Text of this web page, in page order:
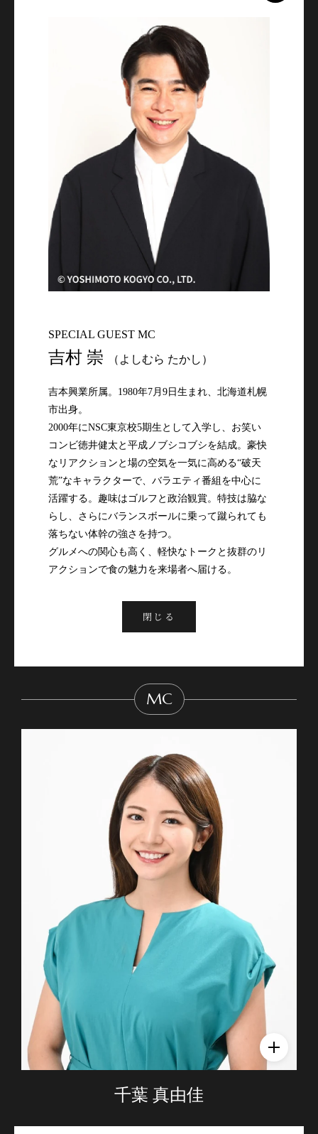
SPECIAL GUEST MC
吉村 崇 （よしむら たかし）
吉本興業所属。1980年7月9日生まれ、北海道札幌
市出身。
2000年にNSC東京校5期生として入学し、お笑い
コンビ徳井健太と平成ノブシコブシを結成。豪快
なリアクションと場の空気を一気に高める“破天
荒”なキャラクターで、バラエティ番組を中心に
活躍する。趣味はゴルフと政治観賞。特技は脇な
らし、さらにバランスボールに乗って蹴られても
落ちない体幹の強さを持つ。
グルメへの関心も高く、軽快なトークと抜群のリ
アクションで食の魅力を来場者へ届ける。
閉じる
MC
千葉 真由佳